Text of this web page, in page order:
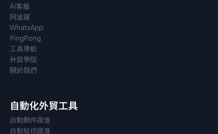
AI客服
阿波羅
WhatsApp
PingPong
工具導航
外貿學院
關於我們
自動化外貿工具
自動郵件跟進
自動短信跟進